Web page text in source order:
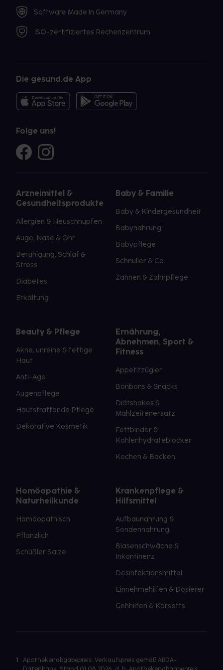
Software Made in Germany
ISO-zertifiziertes Rechenzentrum
Die gesund.de App
Folge uns!
Arzneimittel &
Gesundheitsprodukte
Allergien & Heuschnupfen
Auge, Nase & Ohr
Beruhigung, Schlaf &
Stress
Diabetes
Erkältung
Baby & Familie
Baby & Kindergesundheit
Babynahrung
Babypflege
Schnuller & Co.
Zahnen & Zahnpflege
Beauty & Pflege
Akne, unreine & fettige
Haut
Anti-Age
Augenpflege
Hautstraffende Pflege
Dekorative Kosmetik
Ernährung,
Abnehmen, Sport &
Fitness
Appetitzügler
Bonbons & Snacks
Diätshakes &
Mahlzeitenersatz
Fettbinder &
Kohlenhydrateblocker
Kochen & Backen
Homöopathie &
Naturheilkunde
Homöopathisch
Pflanzlich
Schüßler Salze
Krankenpflege &
Hilfsmittel
Aufbaunahrung &
Sondennahrung
Blasenschwäche &
Inkontinenz
Desinfektionsmittel
Einnehmehilfen & Dosierer
Gehhilfen & Korsetts
1
Apothekenabgabepreis: Verkaufspreis gemäß ABDA-